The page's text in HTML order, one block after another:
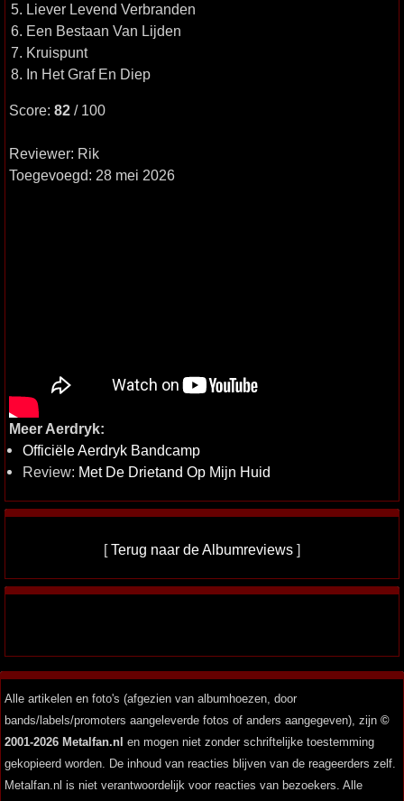
5. Liever Levend Verbranden
6. Een Bestaan Van Lijden
7. Kruispunt
8. In Het Graf En Diep
Score: 82 / 100
Reviewer: Rik
Toegevoegd: 28 mei 2026
Meer Aerdryk:
Officiële Aerdryk Bandcamp
Review: Met De Drietand Op Mijn Huid
[Terug naar de Albumreviews ]
Alle artikelen en foto's (afgezien van albumhoezen, door
bands/labels/promoters aangeleverde fotos of anders aangegeven), zijn ©
2001-2026 Metalfan.nl en mogen niet zonder schriftelijke toestemming
gekopieerd worden. De inhoud van reacties blijven van de reageerders zelf.
Metalfan.nl is niet verantwoordelijk voor reacties van bezoekers. Alle